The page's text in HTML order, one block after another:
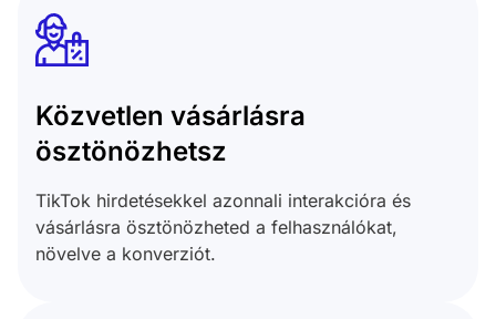
Közvetlen vásárlásra
ösztönözhetsz
TikTok hirdetésekkel azonnali interakcióra és
vásárlásra ösztönözheted a felhasználókat,
növelve a konverziót.